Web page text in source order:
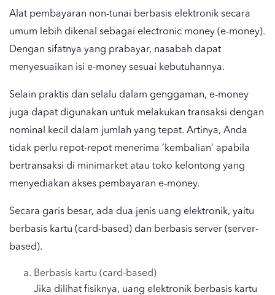
Alat pembayaran non-tunai berbasis elektronik secara
umum lebih dikenal sebagai electronic money (e-money).
Dengan sifatnya yang prabayar, nasabah dapat
menyesuaikan isi e-money sesuai kebutuhannya.
Selain praktis dan selalu dalam genggaman, e-money
juga dapat digunakan untuk melakukan transaksi dengan
nominal kecil dalam jumlah yang tepat. Artinya, Anda
tidak perlu repot-repot menerima ‘kembalian’ apabila
bertransaksi di minimarket atau toko kelontong yang
menyediakan akses pembayaran e-money.
Secara garis besar, ada dua jenis uang elektronik, yaitu
berbasis kartu (card-based) dan berbasis server (server-
based).
Berbasis kartu (card-based)
Jika dilihat fisiknya, uang elektronik berbasis kartu